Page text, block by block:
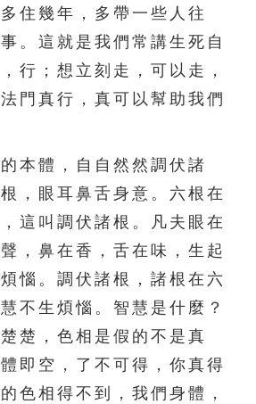
住幾年，多帶一些人往
。這就是我們常講生死自
行；想立刻走，可以走，
門真行，真可以幫助我們
體，自自然然調伏諸
，眼耳鼻舌身意。六根在
這叫調伏諸根。凡夫眼在
，鼻在香，舌在味，生起
惱。調伏諸根，諸根在六
不生煩惱。智慧是什麼？
楚，色相是假的不是真
即空，了不可得，你真得
色相得不到，我們身體，